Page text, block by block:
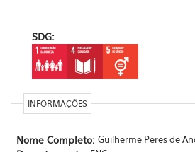
SDG:
INFORMAÇÕES
Nome Completo: Guilherme Peres de